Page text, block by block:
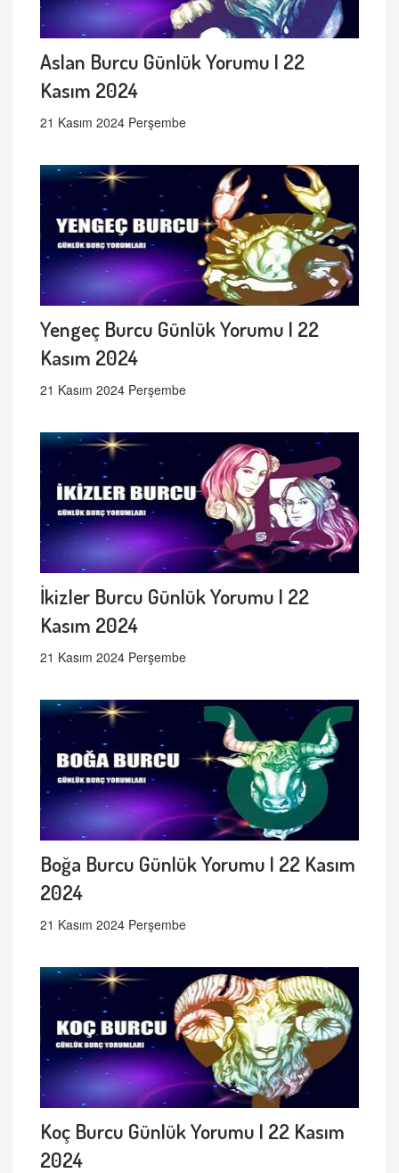
Aslan Burcu Günlük Yorumu | 22
Kasım 2024
21 Kasım 2024 Perşembe
Yengeç Burcu Günlük Yorumu | 22
Kasım 2024
21 Kasım 2024 Perşembe
İkizler Burcu Günlük Yorumu | 22
Kasım 2024
21 Kasım 2024 Perşembe
Boğa Burcu Günlük Yorumu | 22 Kasım
2024
21 Kasım 2024 Perşembe
Koç Burcu Günlük Yorumu | 22 Kasım
2024